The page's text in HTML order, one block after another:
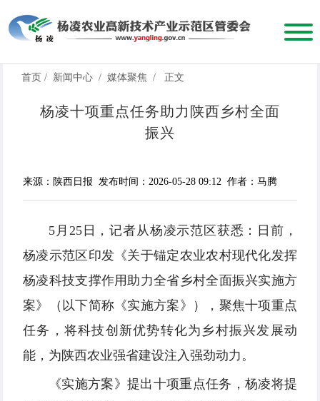
首页 / 新闻中心 / 媒体聚焦 / 正文
杨凌十项重点任务助力陕西乡村全面
振兴
来源：陕西日报 发布时间：2026-05-28 09:12 作者：马腾
5月25日，记者从杨凌示范区获悉：日前，
杨凌示范区印发《关于锚定农业农村现代化发挥
杨凌科技支撑作用助力全省乡村全面振兴实施方
案》（以下简称《实施方案》），聚焦十项重点
任务，将科技创新优势转化为乡村振兴发展动
能，为陕西农业强省建设注入强劲动力。
《实施方案》提出十项重点任务，杨凌将提